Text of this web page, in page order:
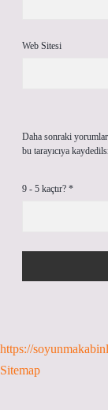
Web Sitesi
Daha sonraki
bu tarayıcıya
9 - 5 kaçtır? *
https://
Sitemap